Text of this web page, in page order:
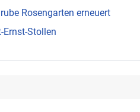
Rosengarten erneuert
Ernst-Stollen